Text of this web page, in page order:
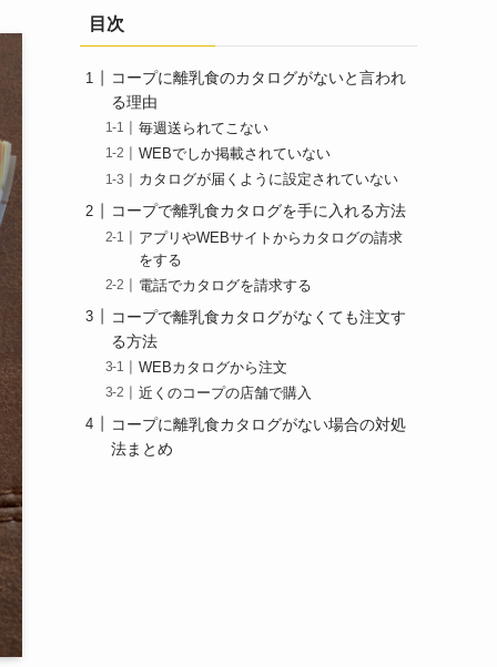
目次
コープに離乳食のカタログがないと言われ
る理由
毎週送られてこない
WEBでしか掲載されていない
カタログが届くように設定されていない
コープで離乳食カタログを手に入れる方法
アプリやWEBサイトからカタログの請求
をする
電話でカタログを請求する
コープで離乳食カタログがなくても注文す
る方法
WEBカタログから注文
近くのコープの店舗で購入
コープに離乳食カタログがない場合の対処
法まとめ